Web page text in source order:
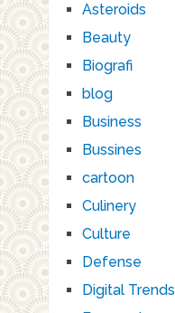
Asteroids
Beauty
Biografi
blog
Business
Bussines
cartoon
Culinery
Culture
Defense
Digital Trends